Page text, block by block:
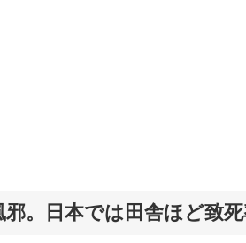
。日本では田舎ほど致